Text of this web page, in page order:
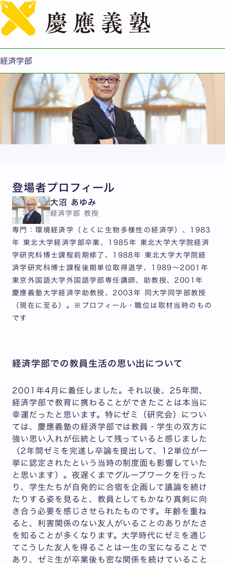
経済学部
環境経済学と半学半教｜大沼 あゆみ（2025年度退任）
登場者プロフィール
大沼 あゆみ
経済学部 教授
専門：環境経済学（とくに生物多様性の経済学）、1983
年 東北大学経済学部卒業、1985年 東北大学大学院経済
学研究科博士課程前期修了、1988年 東北大学大学院経
済学研究科博士課程後期単位取得退学、1989～2001年
東京外国語大学外国語学部専任講師、助教授、2001年
慶應義塾大学経済学助教授、2003年 同大学同学部教授
（現在に至る）。※プロフィール・職位は取材当時のもの
です
経済学部での教員生活の思い出について
2001年4月に着任しました。それ以後、25年間、
経済学部で教育に携わることができたことは本当に
幸運だったと思います。特にゼミ（研究会）につい
ては、慶應義塾の経済学部では教員・学生の双方に
強い思い入れが伝統として残っていると感じました
（2年間ゼミを完遂し卒論を提出して、12単位が一
挙に認定されたという当時の制度面も影響していた
と思います）。夜遅くまでグループワークを行った
り、学生たちが自発的に合宿を企画して議論を続け
たりする姿を見ると、教員としてもかなり真剣に向
き合う必要を感じさせられたものです。年齢を重ね
ると、利害関係のない友人がいることのありがたさ
を知ることが多くなります。大学時代にゼミを通じ
てこうした友人を得ることは一生の宝になることで
あり、ゼミ生が卒業後も密な関係を続けていること